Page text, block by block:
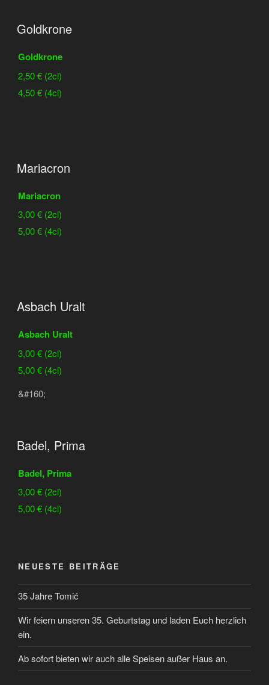
Goldkrone
Goldkrone
2,50 € (2cl)
4,50 € (4cl)
Mariacron
Mariacron
3,00 € (2cl)
5,00 € (4cl)
Asbach Uralt
Asbach Uralt
3,00 € (2cl)
5,00 € (4cl)
&#160;
Badel, Prima
Badel, Prima
3,00 € (2cl)
5,00 € (4cl)
NEUESTE BEITRÄGE
35 Jahre Tomić
Wir feiern unseren 35. Geburtstag und laden Euch herzlich
ein.
Ab sofort bieten wir auch alle Speisen außer Haus an.